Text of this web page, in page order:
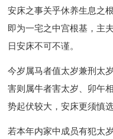
安床之事关乎休养生息之
即为一宅之中宫根基，主
日安床不可不谨。
今岁属马者值太岁兼刑太
害则属牛者害太岁、卯午
势起伏较大，安床更须慎
若本年内家中成员有犯太